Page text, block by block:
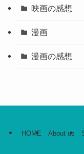
映画の感想
漫画
漫画の感想
HOME About us